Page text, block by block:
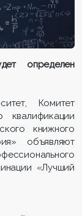
определен
Комитет
книжного
объявляют
«Лучший